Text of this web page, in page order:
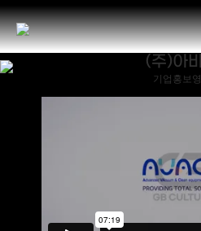
(주)아
기업홍보